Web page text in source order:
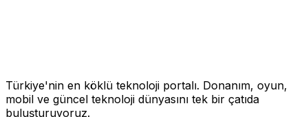
Türkiye'nin en köklü teknoloji portalı. Donanım, oyun,
mobil ve güncel teknoloji dünyasını tek bir çatıda
buluşturuyoruz.